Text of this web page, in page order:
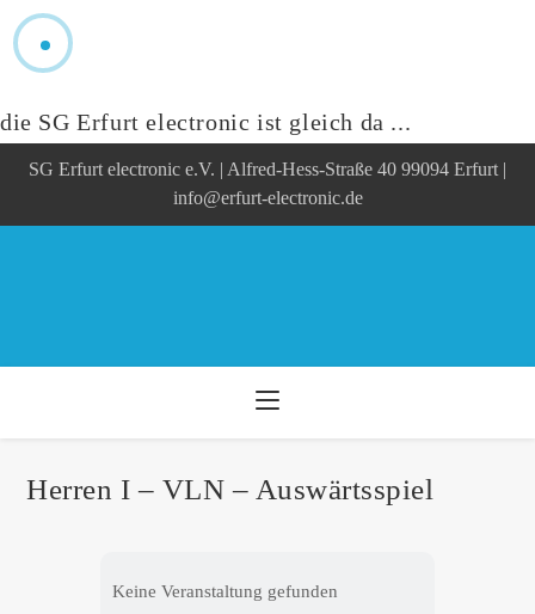
die SG Erfurt electronic ist gleich da ...
InhaltSG Erfurt electronic e.V. | Alfred-Hess-Straße 40 99094 Erfurt |
info@erfurt-electronic.de
Herren I – VLN – Auswärtsspiel
Keine Veranstaltung gefunden